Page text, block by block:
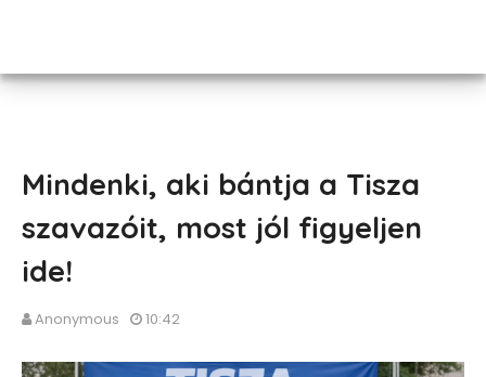
Mindenki, aki bántja a Tisza
szavazóit, most jól figyeljen
ide!
Anonymous 10:42